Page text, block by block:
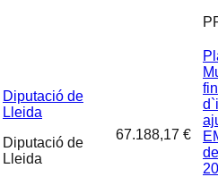
Diputació de
Lleida
Diputació de
Lleida
67.188,17 €